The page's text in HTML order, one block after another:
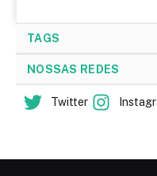
TAGS
NOSSAS REDES
Twitter